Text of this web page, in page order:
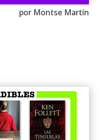
por Montse Martín